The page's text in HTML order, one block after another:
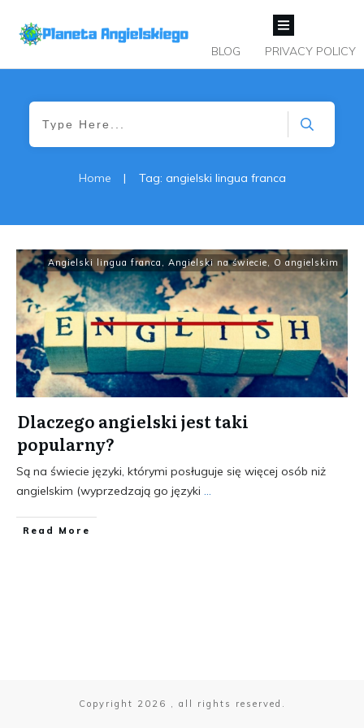
BLOG PRIVACY POLICY
Home | Tag: angielski lingua franca
Angielski lingua franca Angielski na świecie O angielskim
Dlaczego angielski jest taki
popularny?
Są na świecie języki, którymi posługuje się więcej osób niż
angielskim (wyprzedzają go języki
​Read More
Copyright 2026 , all rights reserved.